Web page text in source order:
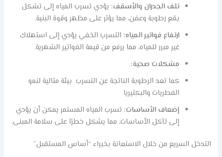
تلف الجدران والأسقف: يؤدي تسرب المياه إلى تشكل
بقع رطوبة وعفن، مما يؤثر على مظهر وقوة البنية.
ارتفاع فواتير المياه: التسرب الخفي يؤدي إلى استهلاك
غير مبرر للمياه، مما يرفع من قيمة الفواتير الشهرية.
مشكلات صحية:
كما تعد الرطوبة الناتجة عن التسرب بيئة مثالية لنمو
الفطريات والبكتيريا
إضعاف الأساسات: تسرب المياه المستمر يمكن أن يؤدي
إلى تآكل الأساسات، مما يشكل خطرًا على سلامة المبنى.
التدخل السريع من خلال الاستعانة بخبراء “أساس المستقبل”